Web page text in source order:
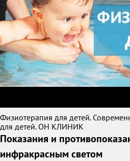
Физиотерапия для детей.
для детей. ОН КЛИНИК
Показания и
инфракрасным светом